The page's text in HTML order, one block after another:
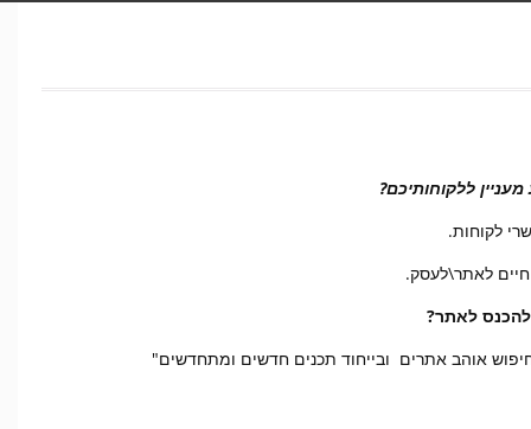
ללקוחותיכם?
לקוחות.
לאתר\לעסק.
לאתר?
אוהב אתרים ובייחוד תכנים חדשים ומתחדשים"